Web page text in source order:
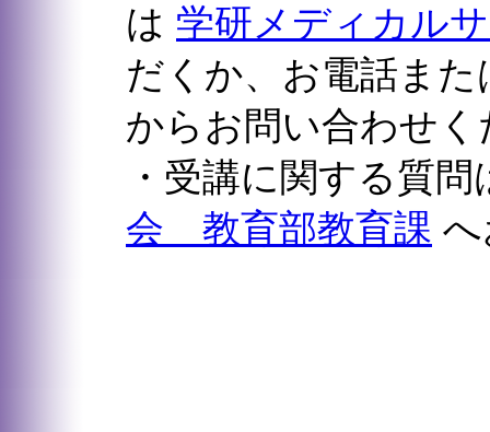
－すべて半角文字で入力されているでしょうか？（
－パスワード表示が「●●●●●」等で上記が不明な場
さい
は 学研メディカル
だくか、お電話ま
からお問い合わせく
・受講に関する質
会 教育部教育課